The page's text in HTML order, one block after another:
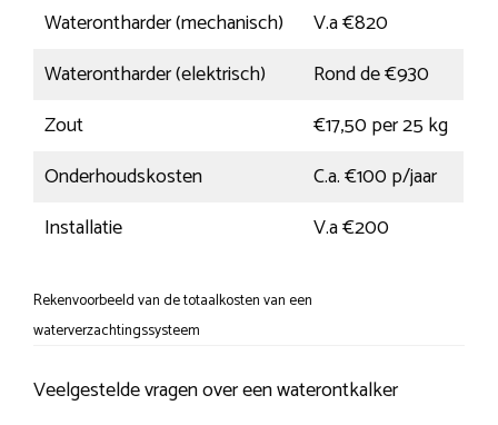
Waterontharder (mechanisch)
V.a €820
Waterontharder (elektrisch)
Rond de €930
Zout
€17,50 per 25 kg
Onderhoudskosten
C.a. €100 p/jaar
Installatie
V.a €200
Rekenvoorbeeld van de totaalkosten van een
waterverzachtingssysteem
Veelgestelde vragen over een waterontkalker